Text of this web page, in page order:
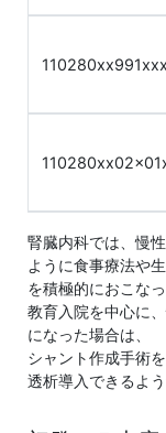
110280xx991xxx
腎臓内科では、慢
ように食事療法や
を積極的におこなっ
教育入院を中心に
になった場合は、
シャント作成手術
透析導入できるよ